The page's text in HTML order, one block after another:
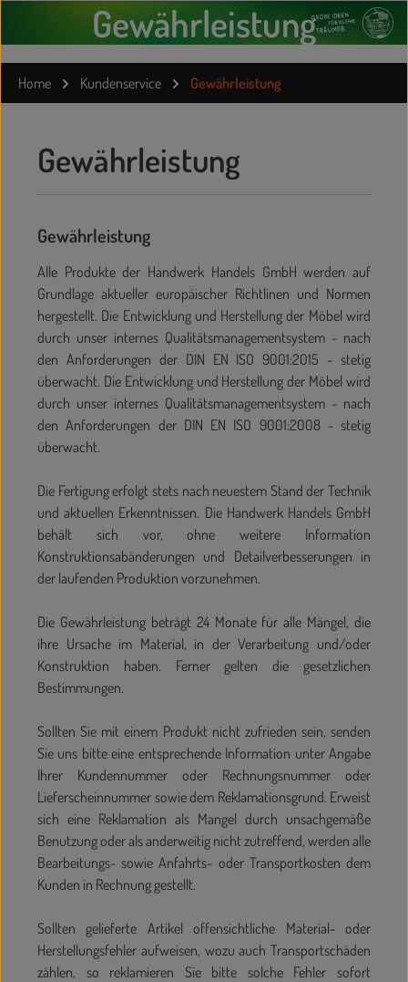
Gewährleistung
Home Kundenservice Gewährleistung
Gewährleistung
Gewährleistung
Alle Produkte der Handwerk Handels GmbH werden auf
Grundlage aktueller europäischer Richtlinen und Normen
hergestellt. Die Entwicklung und Herstellung der Möbel wird
durch unser internes Qualitätsmanagementsystem - nach
den Anforderungen der DIN EN ISO 9001:2015 - stetig
überwacht. Die Entwicklung und Herstellung der Möbel wird
durch unser internes Qualitätsmanagementsystem - nach
den Anforderungen der DIN EN ISO 9001:2008 - stetig
überwacht.
Die Fertigung erfolgt stets nach neuestem Stand der Technik
und aktuellen Erkenntnissen. Die Handwerk Handels GmbH
behält sich vor, ohne weitere Information
Konstruktionsabänderungen und Detailverbesserungen in
der laufenden Produktion vorzunehmen.
Die Gewährleistung beträgt 24 Monate für alle Mängel, die
ihre Ursache im Material, in der Verarbeitung und/oder
Konstruktion haben. Ferner gelten die gesetzlichen
Bestimmungen.
Sollten Sie mit einem Produkt nicht zufrieden sein, senden
Sie uns bitte eine entsprechende Information unter Angabe
Ihrer Kundennummer oder Rechnungsnummer oder
Lieferscheinnummer sowie dem Reklamationsgrund. Erweist
sich eine Reklamation als Mangel durch unsachgemäße
Benutzung oder als anderweitig nicht zutreffend, werden alle
Bearbeitungs- sowie Anfahrts- oder Transportkosten dem
Kunden in Rechnung gestellt.
Sollten gelieferte Artikel offensichtliche Material- oder
Herstellungsfehler aufweisen, wozu auch Transportschäden
zählen, so reklamieren Sie bitte solche Fehler sofort